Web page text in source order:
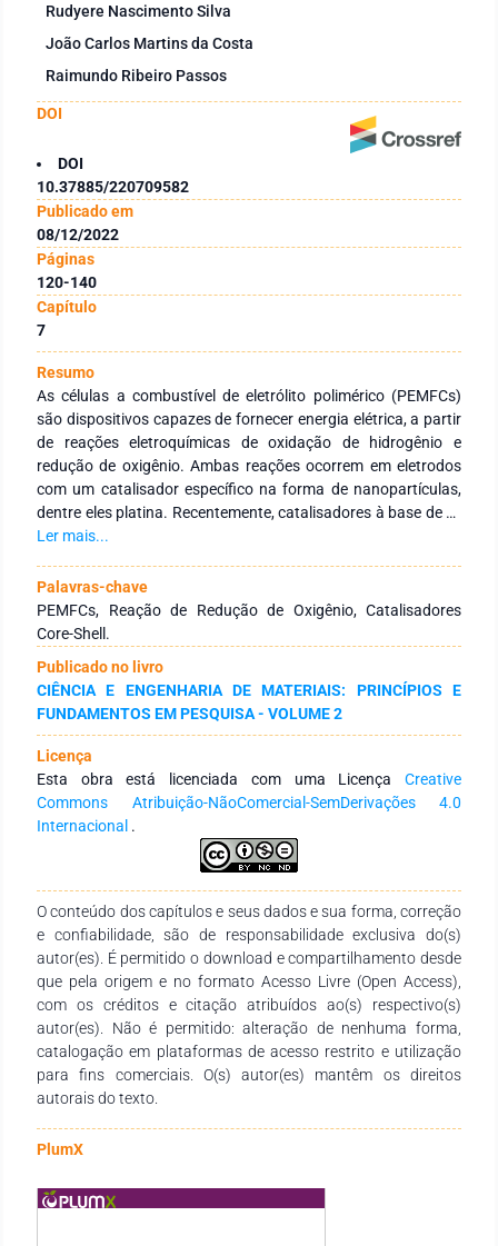
Rudyere Nascimento Silva
João Carlos Martins da Costa
Raimundo Ribeiro Passos
DOI
DOI
10.37885/220709582
Publicado em
08/12/2022
Páginas
120-140
Capítulo
7
Resumo
As células a combustível de eletrólito polimérico (PEMFCs)
são dispositivos capazes de fornecer energia elétrica, a partir
de reações eletroquímicas de oxidação de hidrogênio e
redução de oxigênio. Ambas reações ocorrem em eletrodos
com um catalisador específico na forma de nanopartículas,
dentre eles platina. Recentemente, catalisadores à base de Pt
com estrutura do tipo core-shell têm se apresentado como
oxigênio (RRO) ao mesmo tempo que proporcionaram
redução significativa deste metal nobre em sua composição.
Nanomateriais com este tipo de arquitetura apresentam, em
suma, superfícies ricas em Pt, todavia apresentando um
interior composto majoritariamente por metais menos nobres
(Co, Ni Sn, Cu, entre outros). Este trabalho tem o intuito de
apresentar alguns dos principais aspectos relacionados à
RRO e enumerar algumas das principais estratégias
utilizadas na obtenção de catalisadores com a estrutura
referida. Com a observação dos resultados obtidos por
diferentes pesquisadores, nota-se que, apesar de
apresentarem cargas nominais de Pt menores, catalisadores
com estrutura tipo core-shell vêm demonstrando atividade
comparados aos catalisadores de Pt pura.
Ler mais...
Palavras-chave
PEMFCs, Reação de Redução de Oxigênio, Catalisadores
Core-Shell.
Publicado no livro
CIÊNCIA E ENGENHARIA DE MATERIAIS: PRINCÍPIOS E
FUNDAMENTOS EM PESQUISA - VOLUME 2
Licença
Esta obra está licenciada com uma Licença Creative
Commons Atribuição-NãoComercial-SemDerivações 4.0
Internacional .
O conteúdo dos capítulos e seus dados e sua forma, correção
e confiabilidade, são de responsabilidade exclusiva do(s)
autor(es). É permitido o download e compartilhamento desde
que pela origem e no formato Acesso Livre (Open Access),
com os créditos e citação atribuídos ao(s) respectivo(s)
autor(es). Não é permitido: alteração de nenhuma forma,
catalogação em plataformas de acesso restrito e utilização
para fins comerciais. O(s) autor(es) mantêm os direitos
autorais do texto.
PlumX